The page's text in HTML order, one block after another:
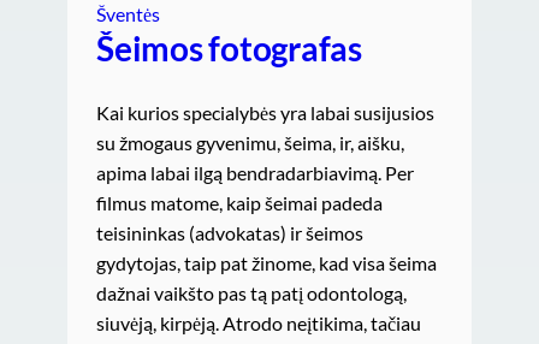
Šventės
Šeimos fotografas
Kai kurios specialybės yra labai susijusios
su žmogaus gyvenimu, šeima, ir, aišku,
apima labai ilgą bendradarbiavimą. Per
filmus matome, kaip šeimai padeda
teisininkas (advokatas) ir šeimos
gydytojas, taip pat žinome, kad visa šeima
dažnai vaikšto pas tą patį odontologą,
siuvėją, kirpėją. Atrodo neįtikima, tačiau